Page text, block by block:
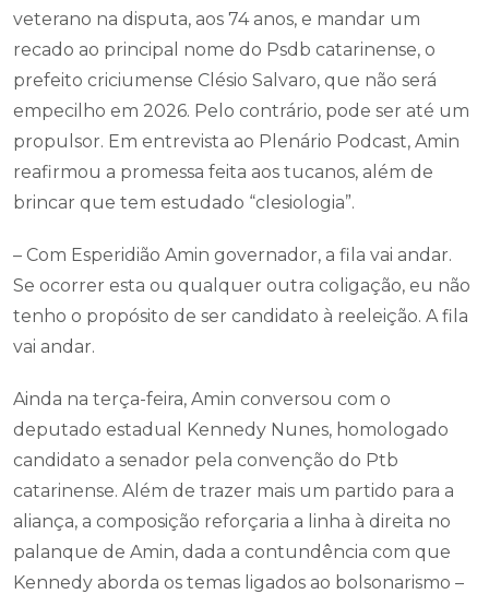
veterano na disputa, aos 74 anos, e mandar um
recado ao principal nome do Psdb catarinense, o
prefeito criciumense Clésio Salvaro, que não será
empecilho em 2026. Pelo contrário, pode ser até um
propulsor. Em entrevista ao Plenário Podcast, Amin
reafirmou a promessa feita aos tucanos, além de
brincar que tem estudado “clesiologia”.
– Com Esperidião Amin governador, a fila vai andar.
Se ocorrer esta ou qualquer outra coligação, eu não
tenho o propósito de ser candidato à reeleição. A fila
vai andar.
Ainda na terça-feira, Amin conversou com o
deputado estadual Kennedy Nunes, homologado
candidato a senador pela convenção do Ptb
catarinense. Além de trazer mais um partido para a
aliança, a composição reforçaria a linha à direita no
palanque de Amin, dada a contundência com que
Kennedy aborda os temas ligados ao bolsonarismo –